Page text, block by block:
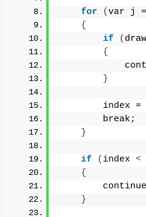
for (var j
{
if
(
{
}
index =
        break;
}
if ( index <
{
}